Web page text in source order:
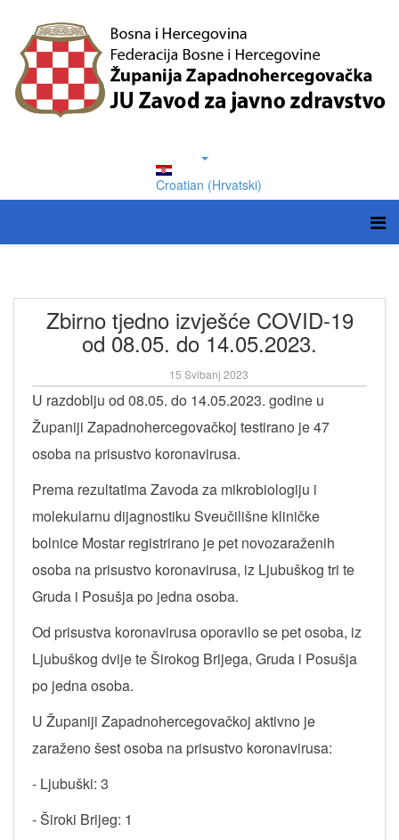
Croatian (Hrvatski)
Zbirno tjedno izvješće COVID-19
od 08.05. do 14.05.2023.
15 Svibanj 2023
U razdoblju od 08.05. do 14.05.2023. godine u
Županiji Zapadnohercegovačkoj testirano je 47
osoba na prisustvo koronavirusa.
Prema rezultatima Zavoda za mikrobiologiju i
molekularnu dijagnostiku Sveučilišne kliničke
bolnice Mostar registrirano je pet novozaraženih
osoba na prisustvo koronavirusa, iz Ljubuškog tri te
Gruda i Posušja po jedna osoba.
Od prisustva koronavirusa oporavilo se pet osoba, iz
Ljubuškog dvije te Širokog Brijega, Gruda i Posušja
po jedna osoba.
U Županiji Zapadnohercegovačkoj aktivno je
zaraženo šest osoba na prisustvo koronavirusa:
- Ljubuški: 3
- Široki Brijeg: 1